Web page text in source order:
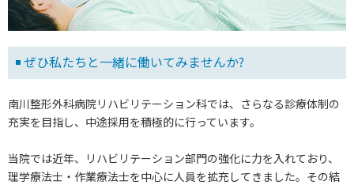
ぜひ私たちと一緒に働いてみませんか?
南川整形外科病院リハビリテーション科では、さらなる診療体制の
充実を目指し、中途採用を積極的に行っています。
当院では近年、リハビリテーション部門の強化に力を入れており、
理学療法士・作業療法士を中心に人員を拡充してきました。その結